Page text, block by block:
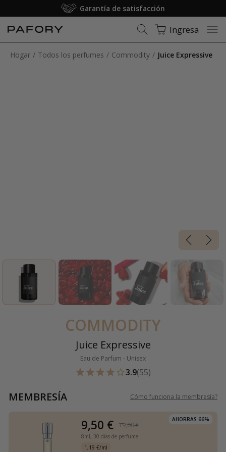
Membresía: Envío gratuito
Ingresa
Hogar Todos los perfumes Commodity Juice Expressive
COMMODITY
Juice Expressive
Eau de Parfum - Unisex
3.9(55)
MEMBRESÍA Cómo funciona la membresía?
AHORRAS 66%
9,50 € 19,00 €
8ml, 30 días de perfume
1,19 €/ml